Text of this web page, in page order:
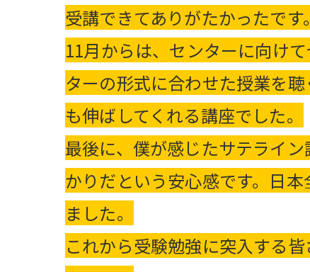
受講できてありがたかったで
11月からは、センターに向け
ターの形式に合わせた授業を
も伸ばしてくれる講座でした。
最後に、僕が感じたサテライ
かりだという安心感です。日
ました。
これから受験勉強に突入する